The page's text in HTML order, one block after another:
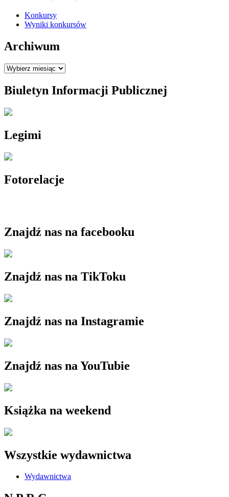
Konkursy
Wyniki konkursów
Archiwum
Archiwum
Biuletyn Informacji Publicznej
Legimi
Fotorelacje
Znajdź nas na facebooku
Znajdź nas na TikToku
Znajdź nas na Instagramie
Znajdź nas na YouTubie
Książka na weekend
Wszystkie wydawnictwa
Wydawnictwa